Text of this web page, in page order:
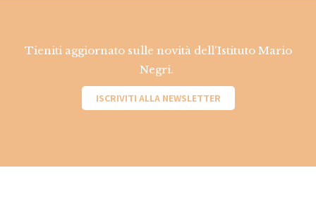
Tieniti aggiornato sulle novità dell'Istituto Mario
Negri.
ISCRIVITI ALLA NEWSLETTER